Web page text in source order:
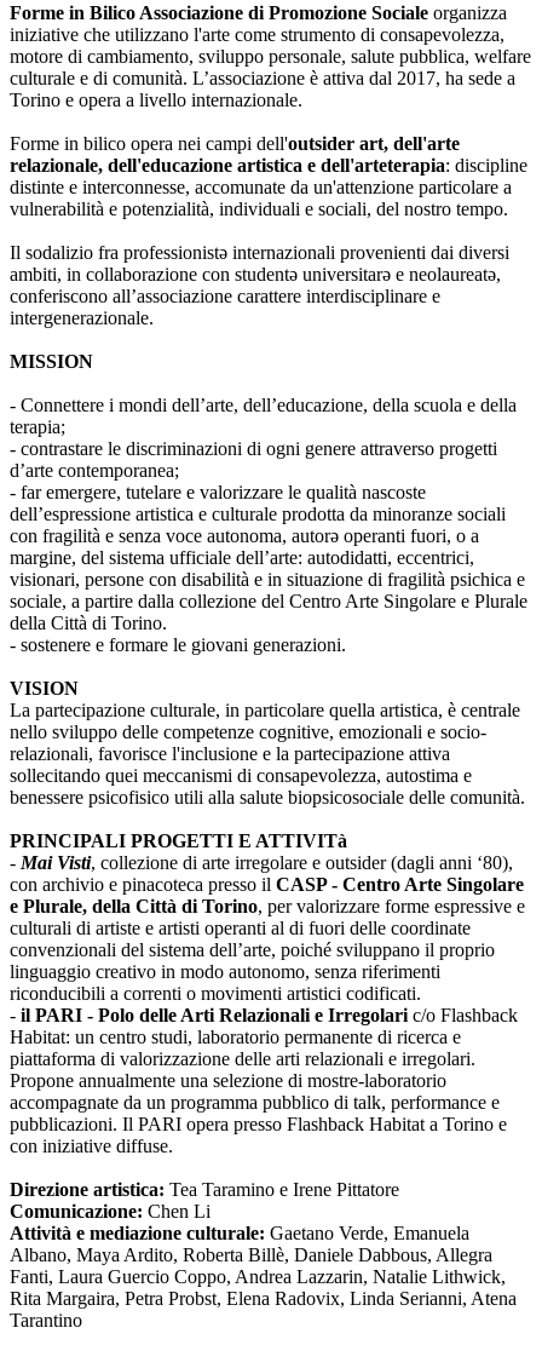
Forme in Bilico Associazione di Promozione Sociale organizza
iniziative che utilizzano l'arte come strumento di consapevolezza,
motore di cambiamento, sviluppo personale, salute pubblica, welfare
culturale e di comunità. L’associazione è attiva dal 2017, ha sede a
Torino e opera a livello internazionale.
Forme in bilico opera nei campi dell'outsider art, dell'arte
relazionale, dell'educazione artistica e dell'arteterapia: discipline
distinte e interconnesse, accomunate da un'attenzione particolare a
vulnerabilità e potenzialità, individuali e sociali, del nostro tempo.
Il sodalizio fra professionistə internazionali provenienti dai diversi
ambiti, in collaborazione con studentə universitarə e neolaureatə,
conferiscono all’associazione carattere interdisciplinare e
intergenerazionale.
MISSION
- Connettere i mondi dell’arte, dell’educazione, della scuola e della
terapia;
- contrastare le discriminazioni di ogni genere attraverso progetti
d’arte contemporanea;
- far emergere, tutelare e valorizzare le qualità nascoste
dell’espressione artistica e culturale prodotta da minoranze sociali
con fragilità e senza voce autonoma, autorə operanti fuori, o a
margine, del sistema ufficiale dell’arte: autodidatti, eccentrici,
visionari, persone con disabilità e in situazione di fragilità psichica e
sociale, a partire dalla collezione del Centro Arte Singolare e Plurale
della Città di Torino.
- sostenere e formare le giovani generazioni.
VISION
La partecipazione culturale, in particolare quella artistica, è centrale
nello sviluppo delle competenze cognitive, emozionali e socio-
relazionali, favorisce l'inclusione e la partecipazione attiva
sollecitando quei meccanismi di consapevolezza, autostima e
benessere psicofisico utili alla salute biopsicosociale delle comunità.
PRINCIPALI PROGETTI E ATTIVITà
- Mai Visti, collezione di arte irregolare e outsider (dagli anni ‘80),
con archivio e pinacoteca presso il CASP - Centro Arte Singolare
e Plurale, della Città di Torino, per valorizzare forme espressive e
culturali di artiste e artisti operanti al di fuori delle coordinate
convenzionali del sistema dell’arte, poiché sviluppano il proprio
linguaggio creativo in modo autonomo, senza riferimenti
riconducibili a correnti o movimenti artistici codificati.
- il PARI - Polo delle Arti Relazionali e Irregolari c/o Flashback
Habitat: un centro studi, laboratorio permanente di ricerca e
piattaforma di valorizzazione delle arti relazionali e irregolari.
Propone annualmente una selezione di mostre-laboratorio
accompagnate da un programma pubblico di talk, performance e
pubblicazioni. Il PARI opera presso Flashback Habitat a Torino e
con iniziative diffuse.
Direzione artistica: Tea Taramino e Irene Pittatore
Comunicazione: Chen Li
Attività e mediazione culturale: Gaetano Verde, Emanuela
Albano, Maya Ardito, Roberta Billè, Daniele Dabbous, Allegra
Fanti, Laura Guercio Coppo, Andrea Lazzarin, Natalie Lithwick,
Rita Margaira, Petra Probst, Elena Radovix, Linda Serianni, Atena
Tarantino